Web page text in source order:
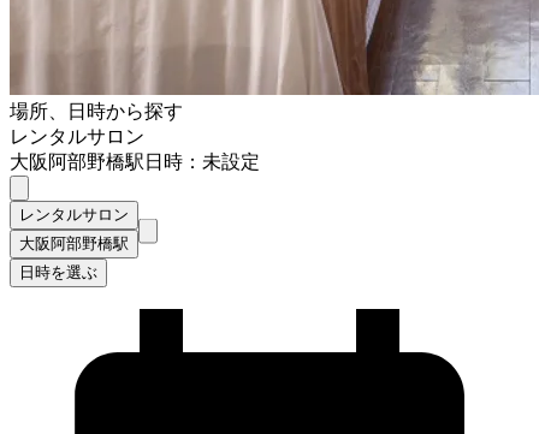
場所、日時から探す
レンタルサロン
大阪阿部野橋駅日時：未設定
レンタルサロン
大阪阿部野橋駅
日時を選ぶ